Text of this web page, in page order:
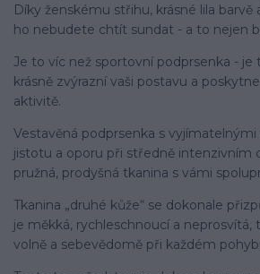
Díky ženskému střihu, krásné lila
ho nebudete chtít sundat - a to nejen
Je to víc než sportovní podprsenka - je
krásně zvýrazní vaši postavu a
aktivitě.
Vestavěná podprsenka s
jistotu a oporu při středně intenzivním
pružná, prodyšná tkanina s vámi
Tkanina „druhé kůže“ se dokonale
je měkká, rychleschnoucí a
volně a sebevědomě při každém